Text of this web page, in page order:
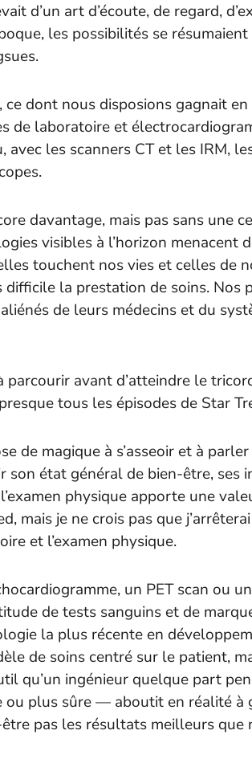
d’un art d’écoute, de regard,
les possibilités se
dont nous disposions gagnait
de laboratoire et
avec les scanners CT et les IRM,
davantage, mais pas sans une
visibles à l’horizon menacent
touchent nos vies et celles de
la prestation de soins. Nos
de leurs médecins et du
avant d’atteindre le
tous les épisodes de Star
de magique à s’asseoir et à
son état général de bien-être, ses
physique apporte une
mais je ne crois pas que
et l’examen physique.
un PET scan ou
de tests sanguins et de
la plus récente en
de soins centré sur le patient,
qu’un ingénieur quelque part
ou plus sûre — aboutit en réalité à
pas les résultats meilleurs que